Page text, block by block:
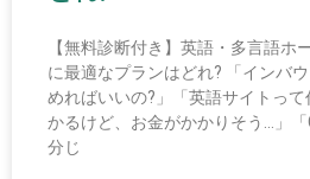
【無料診断付き】英語・多言語ホ
に最適なプランはどれ? 「インバ
めればいいの?」「英語サイトっ
かるけど、お金がかかりそう…」
分じ